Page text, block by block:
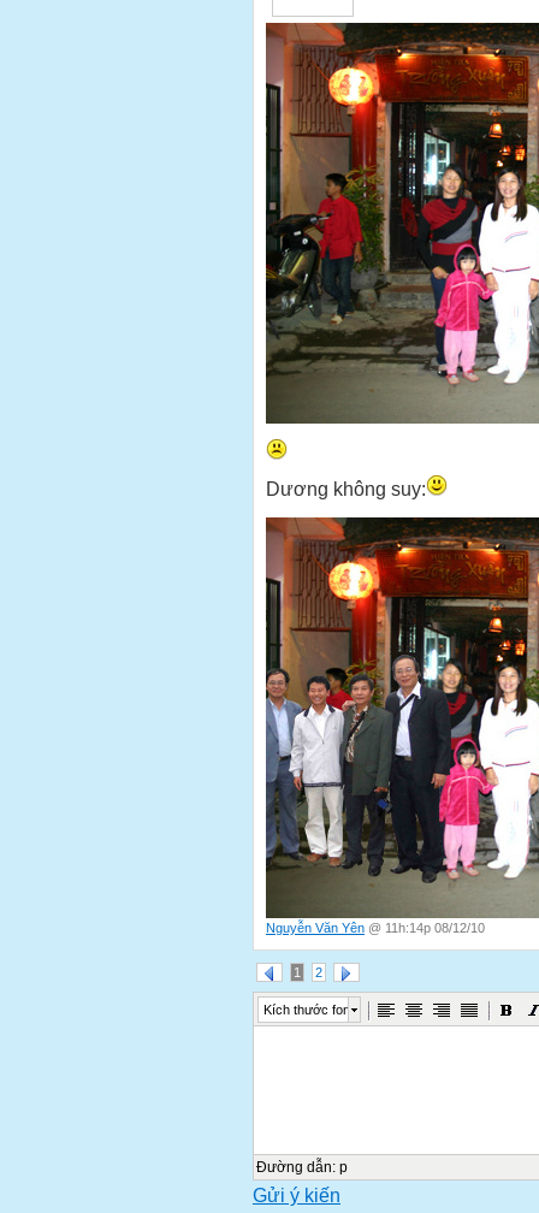
Dương không suy:
Nguyễn Văn Yên @ 11h:14p 08/12/10
1 2
Kích thước font
Đường dẫn: p
Gửi ý kiến